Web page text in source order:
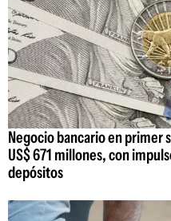
Negocio bancario en primer
US$ 671 millones, con
depósitos